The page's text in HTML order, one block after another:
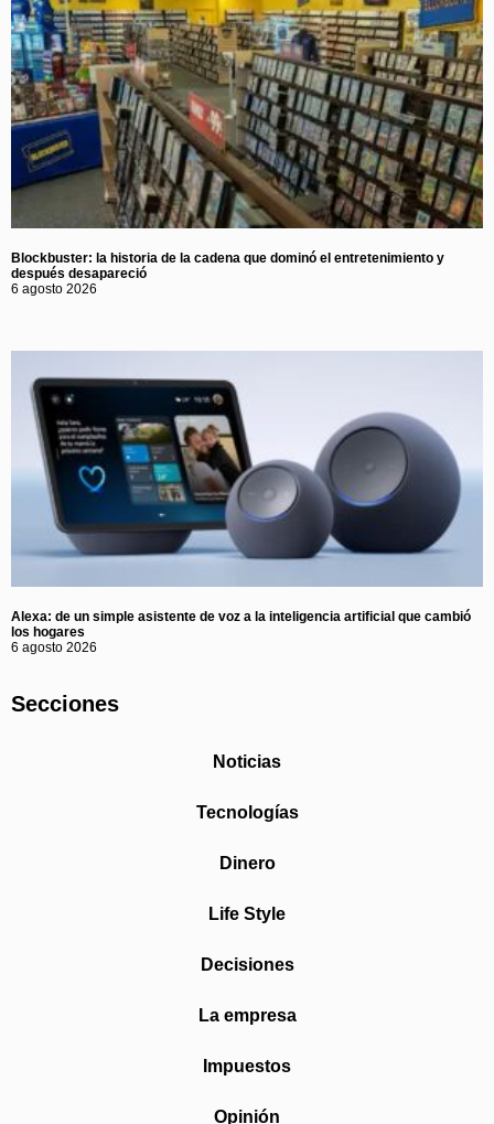
Blockbuster: la historia de la cadena que dominó el entretenimiento y
después desapareció
6 agosto 2026
Alexa: de un simple asistente de voz a la inteligencia artificial que cambió
los hogares
6 agosto 2026
Secciones
Noticias
Tecnologías
Dinero
Life Style
Decisiones
La empresa
Impuestos
Opinión